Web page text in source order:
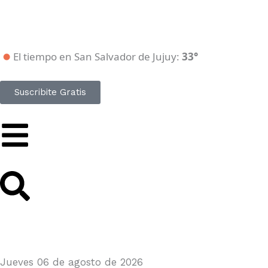
El tiempo en San Salvador de Jujuy: 33°
Suscribite Gratis
Jueves 06 de agosto de 2026